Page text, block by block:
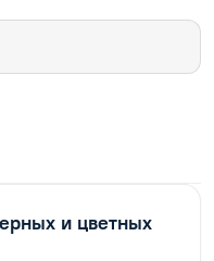
и цветных